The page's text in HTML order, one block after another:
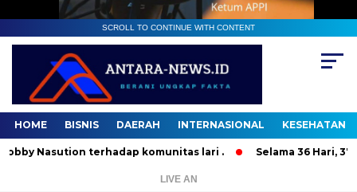
SCROLL TO CONTINUE WITH CONTENT
HOME BISNIS DAERAH INTERNASIONAL KESEHATAN
terhadap komunitas lari . Selama 36 Hari, 37
LIVE AN